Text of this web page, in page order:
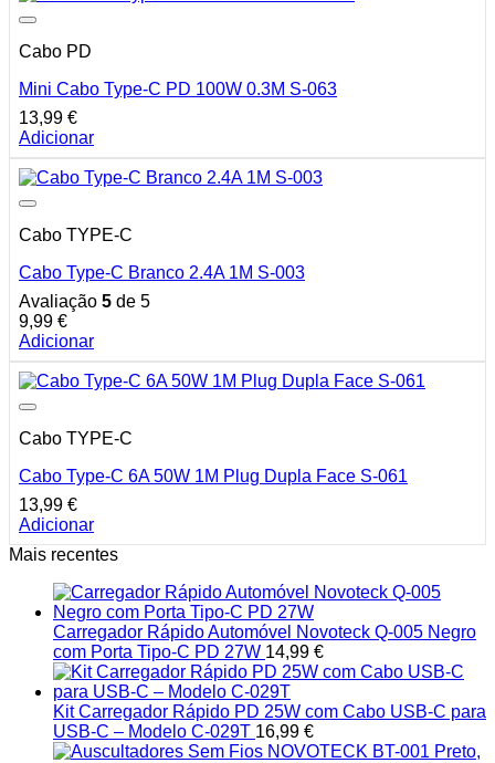
Cabo PD
Mini Cabo Type-C PD 100W 0.3M S-063
13,99 €
Adicionar
Cabo TYPE-C
Cabo Type-C Branco 2.4A 1M S-003
Avaliação 5 de 5
9,99 €
Adicionar
Cabo TYPE-C
Cabo Type-C 6A 50W 1M Plug Dupla Face S-061
13,99 €
Adicionar
Mais recentes
Carregador Rápido Automóvel Novoteck Q-005 Negro
com Porta Tipo-C PD 27W 14,99 €
Kit Carregador Rápido PD 25W com Cabo USB-C para
USB-C – Modelo C-029T 16,99 €